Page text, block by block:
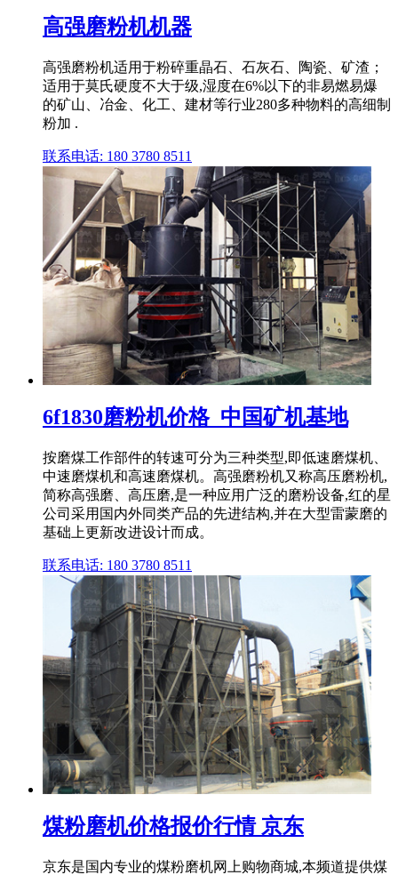
高强磨粉机机器
高强磨粉机适用于粉碎重晶石、石灰石、陶瓷、矿渣；
适用于莫氏硬度不大于级,湿度在6%以下的非易燃易爆
的矿山、冶金、化工、建材等行业280多种物料的高细制
粉加 .
联系电话: 180 3780 8511
6f1830磨粉机价格_中国矿机基地
按磨煤工作部件的转速可分为三种类型,即低速磨煤机、
中速磨煤机和高速磨煤机。高强磨粉机又称高压磨粉机,
简称高强磨、高压磨,是一种应用广泛的磨粉设备,红的星
公司采用国内外同类产品的先进结构,并在大型雷蒙磨的
基础上更新改进设计而成。
联系电话: 180 3780 8511
煤粉磨机价格报价行情 京东
京东是国内专业的煤粉磨机网上购物商城,本频道提供煤